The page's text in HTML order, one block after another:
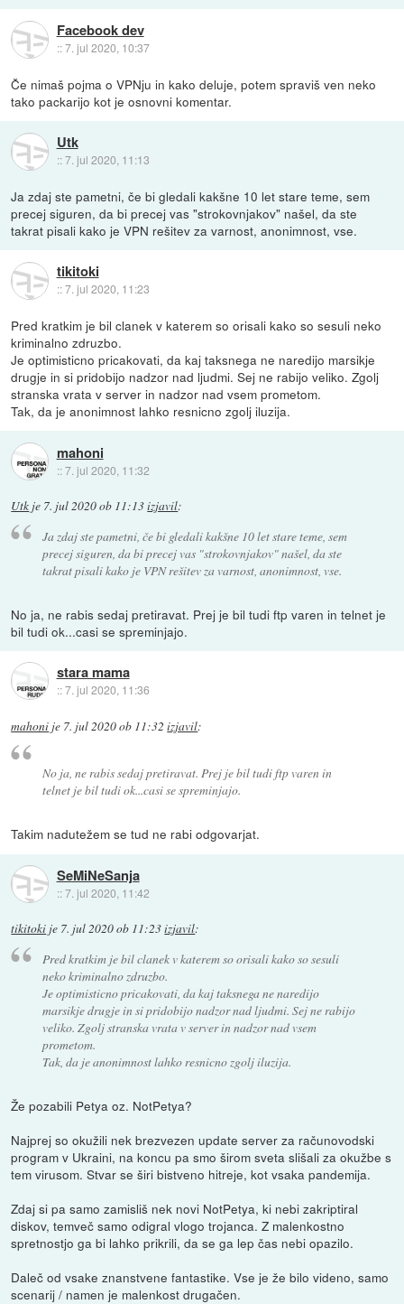
Facebook dev
::7. jul 2020, 10:37
Če nimaš pojma o VPNju in kako deluje, potem spraviš ven neko
tako packarijo kot je osnovni komentar.
Utk
::7. jul 2020, 11:13
Ja zdaj ste pametni, če bi gledali kakšne 10 let stare teme, sem
precej siguren, da bi precej vas "strokovnjakov" našel, da ste
takrat pisali kako je VPN rešitev za varnost, anonimnost, vse.
tikitoki
::7. jul 2020, 11:23
Pred kratkim je bil clanek v katerem so orisali kako so sesuli neko
kriminalno zdruzbo.
Je optimisticno pricakovati, da kaj taksnega ne naredijo marsikje
drugje in si pridobijo nadzor nad ljudmi. Sej ne rabijo veliko. Zgolj
stranska vrata v server in nadzor nad vsem prometom.
Tak, da je anonimnost lahko resnicno zgolj iluzija.
mahoni
::7. jul 2020, 11:32
Utk je 7. jul 2020 ob 11:13izjavil:
Ja zdaj ste pametni, če bi gledali kakšne 10 let stare teme, sem
precej siguren, da bi precej vas "strokovnjakov" našel, da ste
takrat pisali kako je VPN rešitev za varnost, anonimnost, vse.
No ja, ne rabis sedaj pretiravat. Prej je bil tudi ftp varen in telnet je
bil tudi ok...casi se spreminjajo.
stara mama
::7. jul 2020, 11:36
mahoni je 7. jul 2020 ob 11:32 izjavil:
No ja, ne rabis sedaj pretiravat. Prej je bil tudi ftp varen in
telnet je bil tudi ok...casi se spreminjajo.
Takim nadutežem se tud ne rabi odgovarjat.
SeMiNeSanja
::7. jul 2020, 11:42
tikitoki je 7. jul 2020 ob 11:23izjavil:
Pred kratkim je bil clanek v katerem so orisali kako so sesuli
neko kriminalno zdruzbo.
Je optimisticno pricakovati, da kaj taksnega ne naredijo
marsikje drugje in si pridobijo nadzor nad ljudmi. Sej ne rabijo
veliko. Zgolj stranska vrata v server in nadzor nad vsem
prometom.
Tak, da je anonimnost lahko resnicno zgolj iluzija.
Že pozabili Petya oz. NotPetya?
Najprej so okužili nek brezvezen update server za računovodski
program v Ukraini, na koncu pa smo širom sveta slišali za okužbe s
tem virusom. Stvar se širi bistveno hitreje, kot vsaka pandemija.
Zdaj si pa samo zamisliš nek novi NotPetya, ki nebi zakriptiral
diskov, temveč samo odigral vlogo trojanca. Z malenkostno
spretnostjo ga bi lahko prikrili, da se ga lep čas nebi opazilo.
Daleč od vsake znanstvene fantastike. Vse je že bilo videno, samo
scenarij / namen je malenkost drugačen.